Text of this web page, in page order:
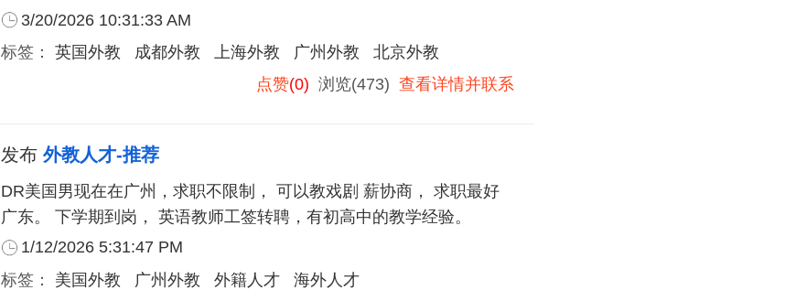
3/20/2026 10:31:33 AM
标签： 英国外教 成都外教 上海外教 广州外教
北京外教
点赞(0) 浏览(473) 查看详情并联系
发布 外教人才-推荐
DR美国男现在在广州，求职不限制， 可以教戏剧 薪协商， 求职最好
广东。 下学期到岗， 英语教师工签转聘，有初高中的教学经验。
1/12/2026 5:31:47 PM
标签： 美国外教 广州外教 外籍人才
海外人才